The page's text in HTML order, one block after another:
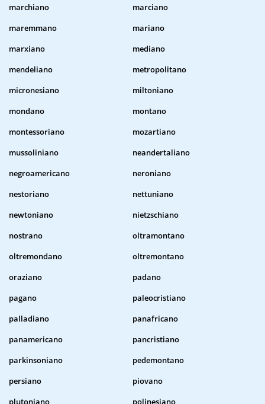
marchiano
marciano
maremmano
mariano
marxiano
mediano
mendeliano
metropolitano
micronesiano
miltoniano
mondano
montano
montessoriano
mozartiano
mussoliniano
neandertaliano
negroamericano
neroniano
nestoriano
nettuniano
newtoniano
nietzschiano
nostrano
oltramontano
oltremondano
oltremontano
oraziano
padano
pagano
paleocristiano
palladiano
panafricano
panamericano
pancristiano
parkinsoniano
pedemontano
persiano
piovano
plutoniano
polinesiano